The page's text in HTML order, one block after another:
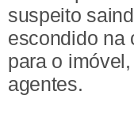
suspeito
escondido na
para o
agentes.